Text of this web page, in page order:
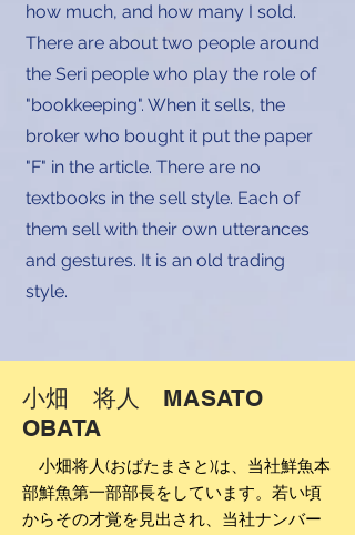
how much, and how many I sold.
There are about two people around
the Seri people who play the role of
"bookkeeping". When it sells, the
broker who bought it put the paper
"F" in the article. There are no
textbooks in the sell style. Each of
them sell with their own utterances
and gestures. It is an old trading
style.
小畑 将人 MASATO
OBATA
小畑将人(おばたまさと)は、当社鮮魚本
部鮮魚第一部部長をしています。若い頃
からその才覚を見出され、当社ナンバー